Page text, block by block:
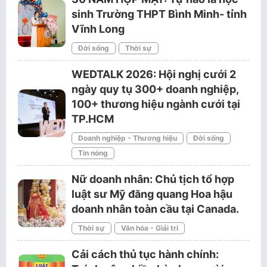
sinh Trường THPT Bình Minh- tỉnh
Vĩnh Long
Đời sống Thời sự
WEDTALK 2026: Hội nghị cưới 2
ngày quy tụ 300+ doanh nghiệp,
100+ thương hiệu ngành cưới tại
TP.HCM
Doanh nghiệp - Thương hiệu
Đời sống
Tin nóng
Nữ doanh nhân: Chủ tịch tổ hợp
luật sư Mỹ đăng quang Hoa hậu
doanh nhân toàn cầu tại Canada.
Thời sự Văn hóa - Giải trí
Cải cách thủ tục hành chính: